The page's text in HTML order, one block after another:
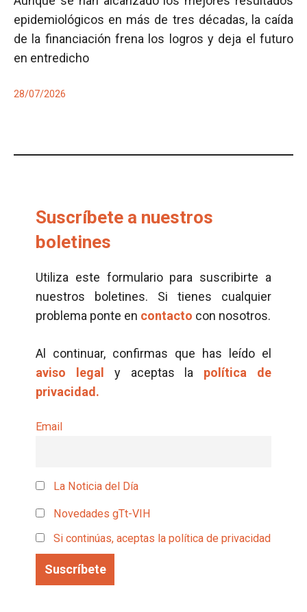
epidemiológicos en más de tres décadas, la caída
de la financiación frena los logros y deja el futuro
en entredicho
28/07/2026
Suscríbete a nuestros
boletines
Utiliza este formulario para suscribirte a
nuestros boletines. Si tienes cualquier
problema ponte en contacto con nosotros.
Al continuar, confirmas que has leído el
aviso legal
y aceptas la política de
privacidad.
Email
La Noticia del Día
Novedades gTt-VIH
Si continúas, aceptas la política de privacidad